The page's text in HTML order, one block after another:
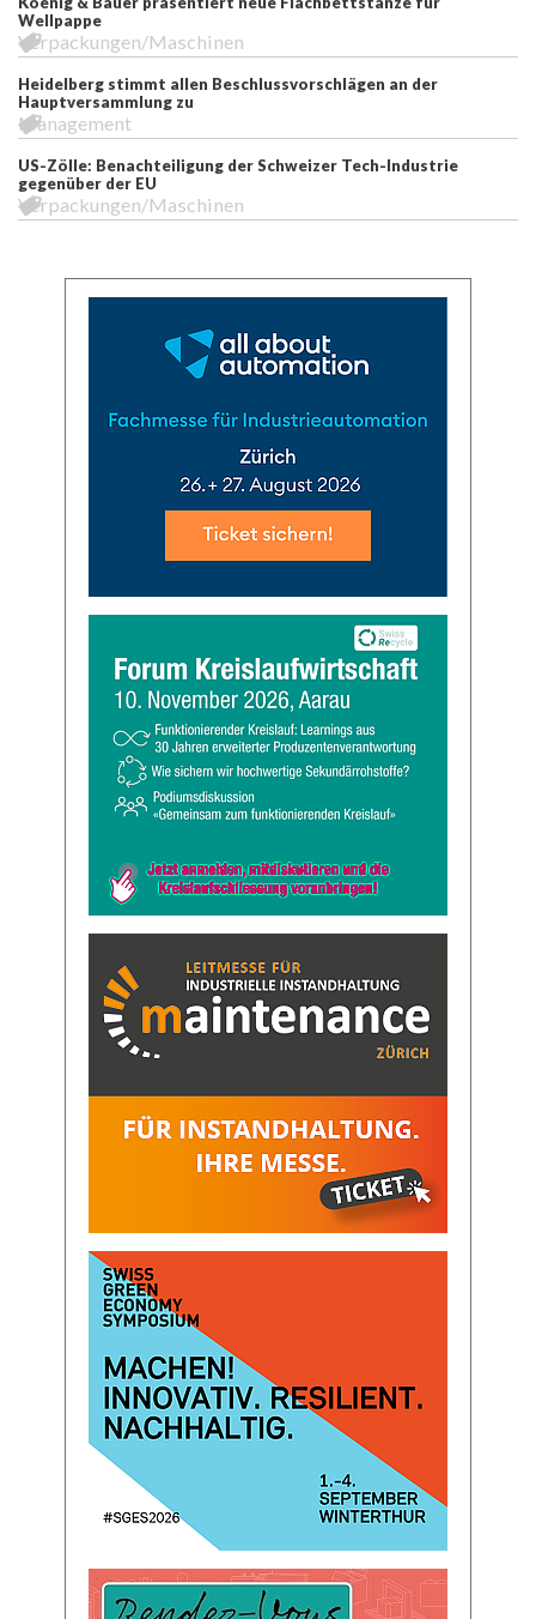
Wellpappe
Verpackungen/Maschinen
Heidelberg stimmt allen Beschlussvorschlägen an der
Hauptversammlung zu
Management
US-Zölle: Benachteiligung der Schweizer Tech-Industrie
gegenüber der EU
Verpackungen/Maschinen